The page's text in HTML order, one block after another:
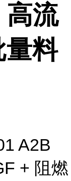
高流
量料
A2B
+ 阻燃